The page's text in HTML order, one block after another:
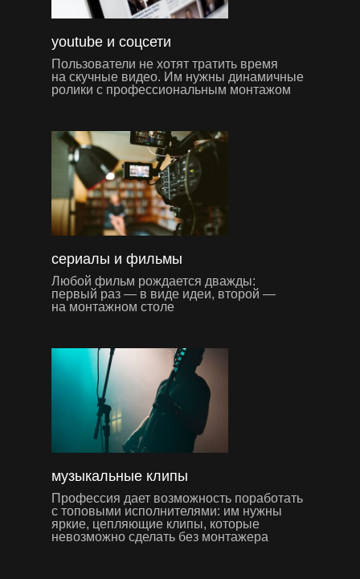
youtube и соцсети
Пользователи не хотят тратить время
на скучные видео. Им нужны динамичные
ролики с профессиональным монтажом
сериалы и фильмы
Любой фильм рождается дважды:
первый раз — в виде идеи, второй —
на монтажном столе
музыкальные клипы
Профессия дает возможность поработать
с топовыми исполнителями: им нужны
яркие, цепляющие клипы, которые
невозможно сделать без монтажера